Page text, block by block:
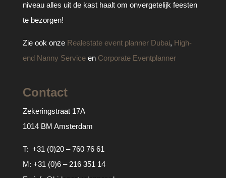
niveau alles uit de kast haalt om onvergetelijk feesten
te bezorgen!
Zie ook onze Realestate event planner Dubai, High-
end Nanny Serviceen Corporate Eventplanner
Contact
Zekeringstraat 17A
1014 BM Amsterdam
T: +31 (0)20 – 760 76 61
M: +31 (0)6 – 216 351 14